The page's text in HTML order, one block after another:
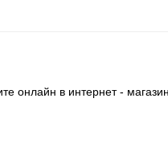
онлайн в интернет -